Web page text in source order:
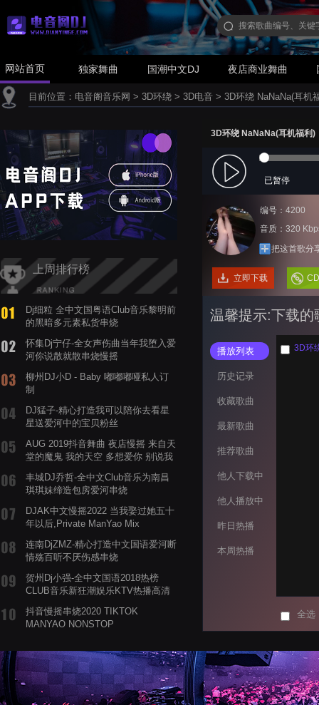
网站首页 独家舞曲 国潮中文DJ 夜店商业舞曲
目前位置： 电音阁音乐网 > 3D环绕 > 3D电音 > 3D环绕 NaNaNa(耳机
上周排行榜
Dj细粒 全中文国粤语Club音乐黎明前
的黑暗多元素私货串烧
怀集Dj宁仔-全女声伤曲当年我堕入爱
河你说散就散串烧慢摇
柳州DJ小D - Baby 嘟嘟嘟哑私人订
制
DJ猛子-精心打造我可以陪你去看星
星送爱河中的宝贝粉丝
AUG 2019抖音舞曲 夜店慢摇 来自天
堂的魔鬼 我的天空 多想爱你 别说我
丰城DJ乔哲-全中文Club音乐为南昌
琪琪妹缔造包房爱河串烧
DJAK中文慢摇2022 当我娶过她五十
年以后,Private ManYao Mix
连南DjZMZ-精心打造中文国语爱河断
情殇百听不厌伤感串烧
贺州Dj小强-全中文国语2018热榜
CLUB音乐新狂潮娱乐KTV热播高清
抖音慢摇串烧2020 TIKTOK
MANYAO NONSTOP
蝉爸爸妈妈爱存在夏天的风是想你的
声音啊
3D环绕 NaNaNa(耳机福利)
已暂停
编号：4200
音质：320
把这首歌分
立即下载
温馨提示:下载的
播放列表
历史记录
收藏歌曲
最新歌曲
推荐歌曲
他人下载中
他人播放中
昨日热播
本周热播
3D环
全选